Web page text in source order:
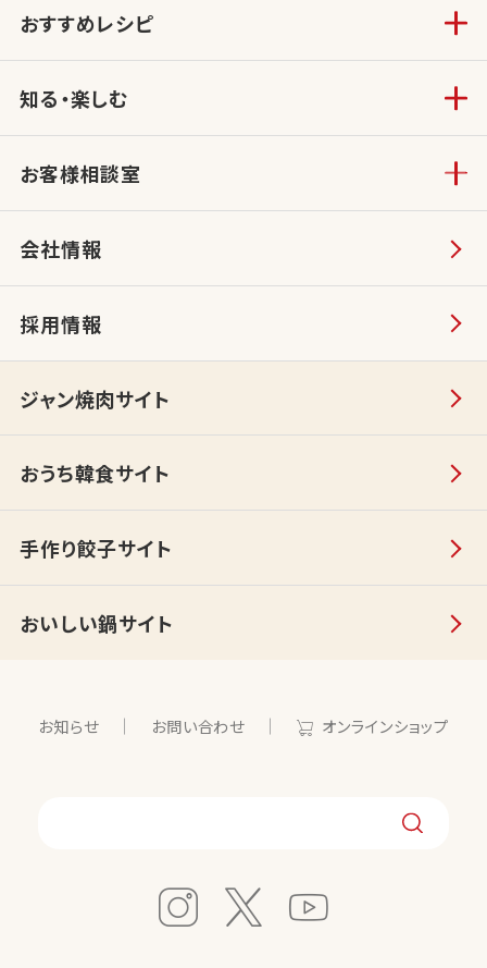
おすすめレシピ
知る・楽しむ
お客様相談室
会社情報
採用情報
ジャン焼肉サイト
おうち韓食サイト
手作り餃子サイト
おいしい鍋サイト
お知らせ お問い合わせ オンラインショップ